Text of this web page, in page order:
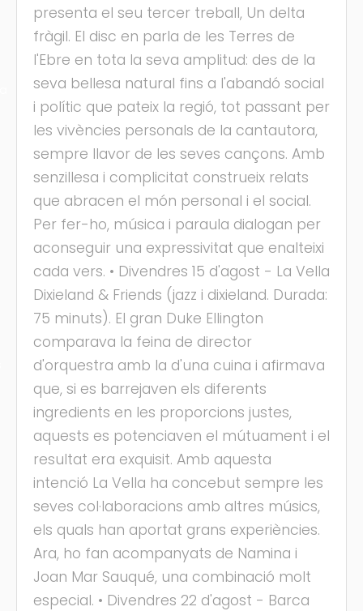
presenta el seu tercer treball, Un delta
fràgil. El disc en parla de les Terres de
l'Ebre en tota la seva amplitud: des de la
seva bellesa natural fins a l'abandó social
i polític que pateix la regió, tot passant per
les vivències personals de la cantautora,
sempre llavor de les seves cançons. Amb
senzillesa i complicitat construeix relats
que abracen el món personal i el social.
Per fer-ho, música i paraula dialogan per
aconseguir una expressivitat que enalteixi
cada vers. • Divendres 15 d'agost - La Vella
Dixieland & Friends (jazz i dixieland. Durada:
75 minuts). El gran Duke Ellington
comparava la feina de director
d'orquestra amb la d'una cuina i afirmava
que, si es barrejaven els diferents
ingredients en les proporcions justes,
aquests es potenciaven el mútuament i el
resultat era exquisit. Amb aquesta
intenció La Vella ha concebut sempre les
seves col·laboracions amb altres músics,
els quals han aportat grans experiències.
Ara, ho fan acompanyats de Namina i
Joan Mar Sauqué, una combinació molt
especial. • Divendres 22 d'agost - Barca